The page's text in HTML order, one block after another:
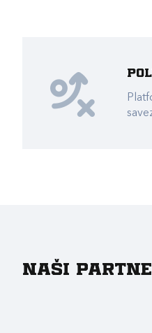
Naši